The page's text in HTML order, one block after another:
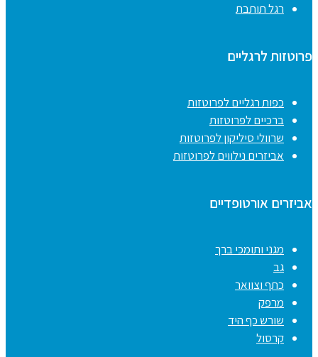
רגל תותבת
פרוטזות לרגליים
כפות רגליים לפרוטזות
ברכיים לפרוטזות
שרוולי סיליקון לפרוטזות
אביזרים נילווים לפרוטזות
אביזרים אורטופדיים
מגני ותומכי ברך
גב
כתף וצוואר
מרפק
שורש כף היד
קרסול